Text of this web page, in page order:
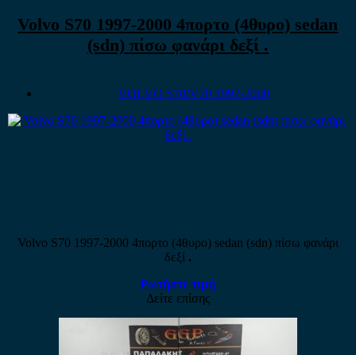
Volvo S70 1997-2000 4πορτο (4θυρο) sedan
(sdn) πίσω φανάρι δεξί .
VOLVO S70/V70 1997-2000
Volvo S70 1997-2000 4πορτο (4θυρο) sedan (sdn) πίσω φανάρι
δεξί .
Ρωτήστε τιμή
Δείτε επίσης